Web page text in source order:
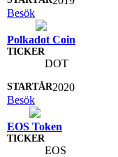
Besök
Polkadot Coin
DOT
2020
Besök
EOS Token
EOS